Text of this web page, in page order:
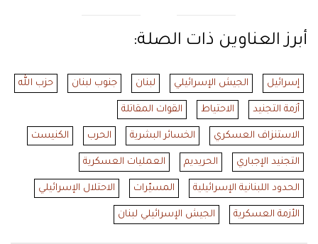
أبرز العناوين ذات الصلة:
إسرائيل الجيش الإسرائيلي لبنان جنوب لبنان حزب الله
أزمة التجنيد الاحتياط القوات المقاتلة
الاستنزاف العسكري الخسائر البشرية الحرب الكنيست
التجنيد الإجباري الحريديم العمليات العسكرية
الحدود اللبنانية الإسرائيلية المسيّرات الاحتلال الإسرائيلي
الأزمة العسكرية الجيش الإسرائيلي لبنان